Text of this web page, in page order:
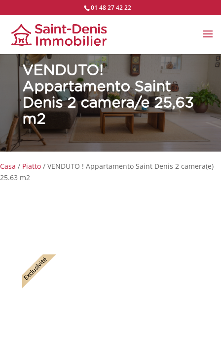
01 48 27 42 22
VENDUTO!
Appartamento Saint
Denis 2 camera/e 25,63
m2
Casa / Piatto / VENDUTO ! Appartamento Saint Denis 2 camera(e)
25.63 m2